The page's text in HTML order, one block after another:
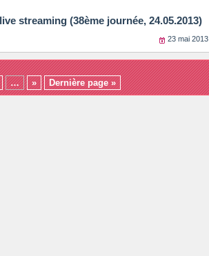
streaming (38ème journée, 24.05.2013)
23 mai 2013
… » Dernière page »